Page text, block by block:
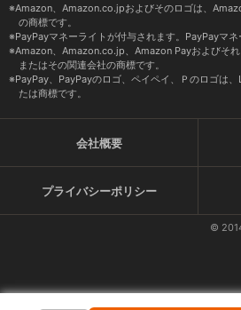
Amazon、Amazon.co.jpおよびそのロゴは、
の商標です。
PayPayマネーライトが付与されます。PayPayマネ
Amazon、Amazon.co.jp、Amazon Payおよびそ
またはその関連会社の商標です。
PayPay、PayPayのロゴ、ペイペイ、Ｐのロゴは
たは商標です。
会社概要
プライバシーポリシー
©